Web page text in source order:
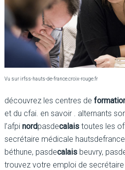
Vu sur irfss-hauts-de-france.croix-rouge.fr
découvrez les centres de
et du cfai. en savoir . alternants
l’afpi nordpasdecalaistoutes les
secrétaire médicale
béthune, pasdecalaisbeuvry,
trouvez votre emploi de